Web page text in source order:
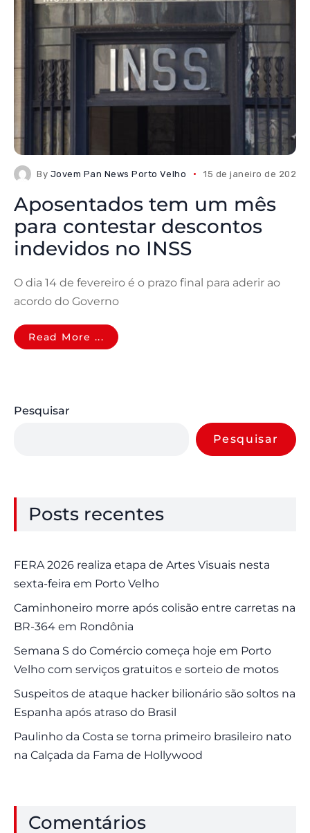
By Jovem Pan News Porto Velho 15 de janeiro de 2026
Aposentados tem um mês
para contestar descontos
indevidos no INSS
O dia 14 de fevereiro é o prazo final para aderir ao
acordo do Governo
Read More ...
Pesquisar
Pesquisar
Posts recentes
FERA 2026 realiza etapa de Artes Visuais nesta
sexta-feira em Porto Velho
Caminhoneiro morre após colisão entre carretas na
BR-364 em Rondônia
Semana S do Comércio começa hoje em Porto
Velho com serviços gratuitos e sorteio de motos
Suspeitos de ataque hacker bilionário são soltos na
Espanha após atraso do Brasil
Paulinho da Costa se torna primeiro brasileiro nato
na Calçada da Fama de Hollywood
Comentários